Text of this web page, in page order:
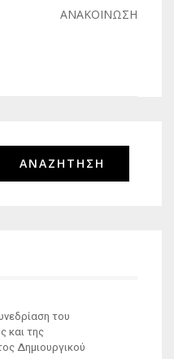
ΑΝΑΚΟΙΝΩΣΗ
του
και της
Δημιουργικού